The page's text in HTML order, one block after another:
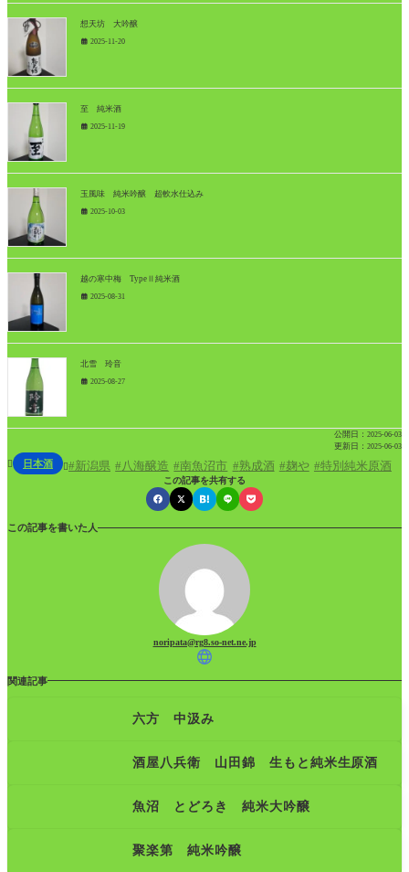
想天坊 大吟醸
2025-11-20
至 純米酒
2025-11-19
玉風味 純米吟醸 超軟水仕込み
2025-10-03
越の寒中梅 TypeⅡ純米酒
2025-08-31
北雪 玲音
2025-08-27
 日本酒  新潟県 八海醸造 南魚沼市 熟成酒 麹や 特別純米原酒
公開日： 2025-06-03
更新日： 2025-06-03
この記事を共有する
この記事を書いた人
noripata@rg8.so-net.ne.jp
関連記事
六方 中汲み
酒屋八兵衛 山田錦 生もと純米生原酒
魚沼 とどろき 純米大吟醸
聚楽第 純米吟醸